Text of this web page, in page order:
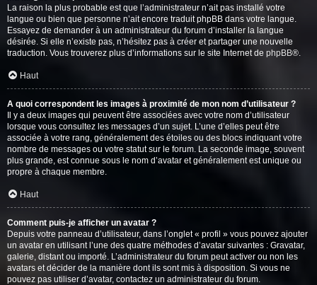
La raison la plus probable est que l’administrateur n’ait pas installé votre
langue ou bien que personne n’ait encore traduit phpBB dans votre langue.
Essayez de demander à un administrateur du forum d’installer la langue
désirée. Si elle n’existe pas, n’hésitez pas à créer et partager une nouvelle
traduction. Vous trouverez plus d’informations sur le site Internet de phpBB®.
Haut
A quoi correspondent les images à proximité de mon nom d’utilisateur ?
Il y a deux images qui peuvent être associées avec votre nom d’utilisateur
lorsque vous consultez les messages d’un sujet. L’une d’elles peut être
associée à votre rang, généralement des étoiles ou des blocs indiquant votre
nombre de messages ou votre statut sur le forum. La seconde image, souvent
plus grande, est connue sous le nom d’avatar et généralement est unique ou
propre à chaque membre.
Haut
Comment puis-je afficher un avatar ?
Depuis votre panneau d’utilisateur, dans l’onglet « profil » vous pouvez ajouter
un avatar en utilisant l’une des quatre méthodes d’avatar suivantes : Gravatar,
galerie, distant ou importé. L’administrateur du forum peut activer ou non les
avatars et décider de la manière dont ils sont mis à disposition. Si vous ne
pouvez pas utiliser d’avatar, contactez un administrateur du forum.